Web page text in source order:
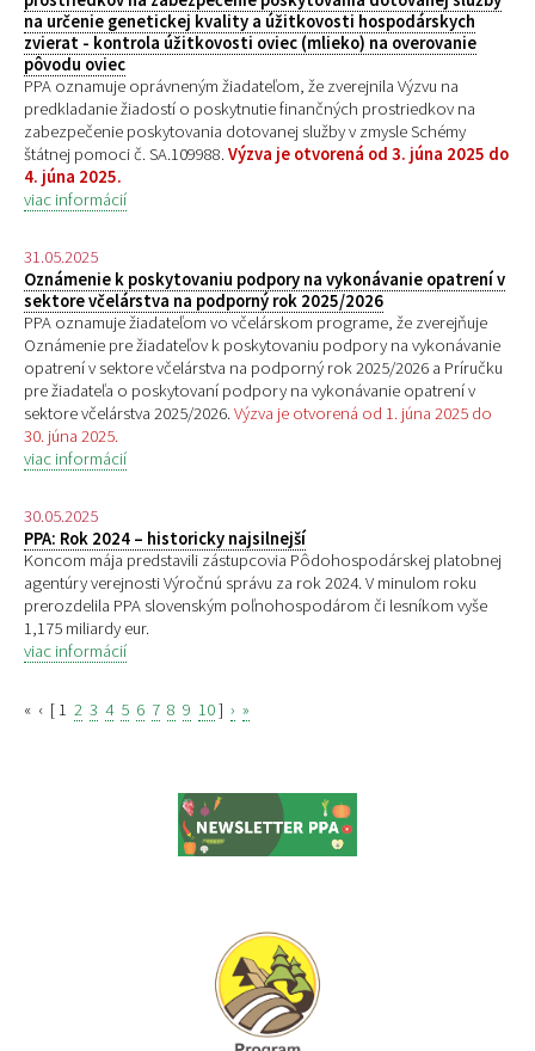
na určenie genetickej kvality a úžitkovosti hospodárskych
zvierat - kontrola úžitkovosti oviec (mlieko) na overovanie
pôvodu oviec
PPA oznamuje oprávneným žiadateľom, že zverejnila Výzvu na
predkladanie žiadostí o poskytnutie finančných prostriedkov na
zabezpečenie poskytovania dotovanej služby v zmysle Schémy
štátnej pomoci č. SA.109988.Výzva je otvorená od 3. júna 2025 do
4. júna 2025.
viac informácií
31.05.2025
Oznámenie k poskytovaniu podpory na vykonávanie opatrení v
sektore včelárstva na podporný rok 2025/2026
PPA oznamuje žiadateľom vo včelárskom programe, že zverejňuje
Oznámenie pre žiadateľov k poskytovaniu podpory na vykonávanie
opatrení v sektore včelárstva na podporný rok 2025/2026 a Príručku
pre žiadateľa o poskytovaní podpory na vykonávanie opatrení v
sektore včelárstva 2025/2026.Výzva je otvorená od 1. júna 2025 do
30. júna 2025.
viac informácií
30.05.2025
PPA: Rok 2024 – historicky najsilnejší
Koncom mája predstavili zástupcovia Pôdohospodárskej platobnej
agentúry verejnosti Výročnú správu za rok 2024. V minulom roku
prerozdelila PPA slovenským poľnohospodárom či lesníkom vyše
1,175 miliardy eur.
viac informácií
« ‹ [ 1 2 3 4 5 6 7 8 9 10] › »